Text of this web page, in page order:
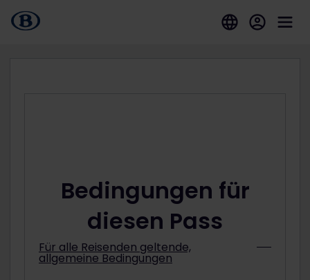
Bedingungen für
diesen Pass
Für alle Reisenden geltende,
allgemeine Bedingungen